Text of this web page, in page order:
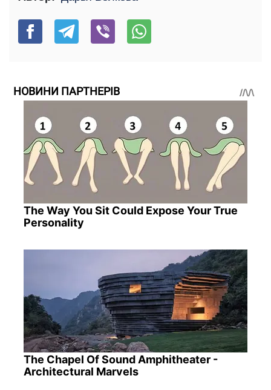
НОВИНИ ПАРТНЕРІВ
The Way You Sit Could Expose Your True
Personality
The Chapel Of Sound Amphitheater -
Architectural Marvels